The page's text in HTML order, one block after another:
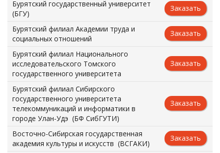
Бурятский государственный университет
(БГУ)
Заказать
Бурятский филиал Академии труда и
социальных отношений
Заказать
Бурятский филиал Национального
исследовательского Томского
государственного университета
Заказать
Бурятский филиал Сибирского
государственного университета
телекоммуникаций и информатики в
городе Улан-Удэ (БФ СибГУТИ)
Заказать
Восточно-Сибирская государственная
академия культуры и искусств (ВСГАКИ)
Заказать